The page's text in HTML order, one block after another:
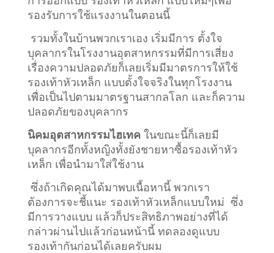
รองรับการใช้แรงงานในตอนนี้
รวมทั้งในบ้านพวกเราเอง เริ่มมีการ ตั้งใจ
บุคลากรในโรงงานอุตสาหกรรมที่มีการเสี่ยง
เรื่องความปลอดภัยก็เลยเริ่มมีมาตรการให้ใช้
รองเท้าหัวเหล็ก แบบตั้งใจจริงในทุกโรงงาน
เพื่อเป็นไปตามมาตรฐานสากลโลก และก็ความ
ปลอดภัยของบุคลากร
นิคมอุตสาหกรรมไฮเทคในขณะนี้ก็เลยมี
บุคลากรอีกทั้งหญิงทั้งยังชายหาซื้อรองเท้าหัว
เหล็ก เพื่อนำมาใส่ใช้งาน
ซึ่งถ้าเกิดคุณได้มาพบเนื้อหานี้ พวกเรา
ต้องการจะชี้แนะ รองเท้าหัวเหล็กแบบใหม่ ซึ่ง
มีการวางแบบ แล้วก็ประสิทธิภาพอย่างที่ได้
กล่าวผ่านไปแล้วก่อนหน้านี้ ทดลองดูแบบ
รองเท้ากันก่อนได้เลยครับผม